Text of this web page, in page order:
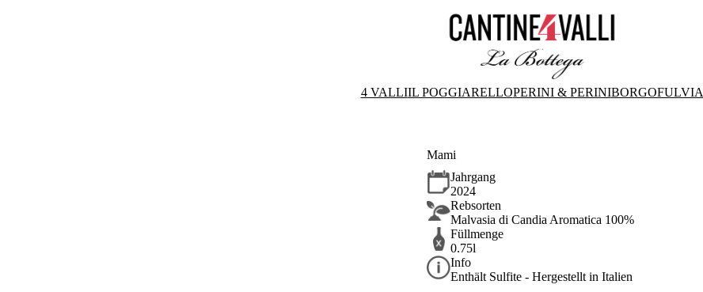
4 VALLIIL POGGIARELLOPERINI & PERINIBORGOFULVIA
Mami
Jahrgang
2024
Rebsorten
Malvasia di Candia Aromatica 100%
Füllmenge
0.75l
Info
Enthält Sulfite - Hergestellt in Italien